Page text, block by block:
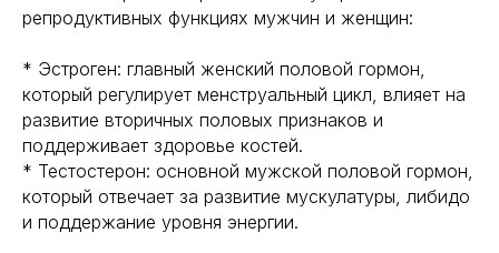
репродуктивных функциях мужчин и женщин:
* Эстроген: главный женский половой гормон,
который регулирует менструальный цикл, влияет на
развитие вторичных половых признаков и
поддерживает здоровье костей.
* Тестостерон: основной мужской половой гормон,
который отвечает за развитие мускулатуры, либидо
и поддержание уровня энергии.